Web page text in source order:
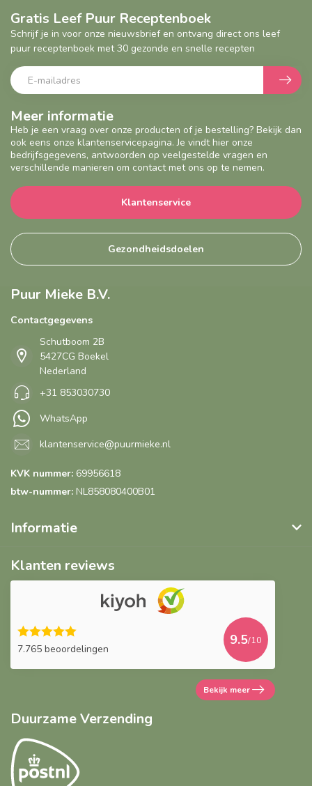
Meer informatie
Heb je een vraag over onze producten of je bestelling? Bekijk dan
ook eens onze klantenservicepagina. Je vindt hier onze
bedrijfsgegevens, antwoorden op veelgestelde vragen en
verschillende manieren om contact met ons op te nemen.
Klantenservice
Gezondheidsdoelen
Gratis Leef Puur Receptenboek
Schrijf je in voor onze nieuwsbrief en ontvang direct ons leef
puur receptenboek met 30 gezonde en snelle recepten
Puur Mieke B.V.
Contactgegevens
Schutboom 2B
5427CG Boekel
Nederland
+31 853030730
WhatsApp
klantenservice@puurmieke.nl
KVK nummer: 69956618
btw-nummer: NL858080400B01
Informatie
Klanten reviews
7.765 beoordelingen
9.5/10
Bekijk meer
Duurzame Verzending